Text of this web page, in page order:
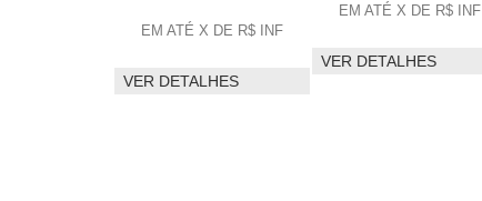
EM ATÉ X DE R$ INF
VER DETALHES
EM ATÉ X DE R$ INF
VER DETALHES